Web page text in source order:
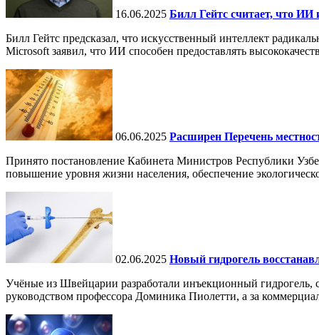
16.06.2025 Билл Гейтс считает, что ИИ
Билл Гейтс предсказал, что искусственный интеллект
Microsoft заявил, что ИИ способен предоставлять
06.06.2025 Расширен Перечень
Принято постановление Кабинета Министров Республики
повышение уровня жизни населения, обеспечение
02.06.2025 Новый гидрогель
Учёные из Швейцарии разработали инъекционный гидрогель,
руководством профессора Доминика Пиолетти, а за